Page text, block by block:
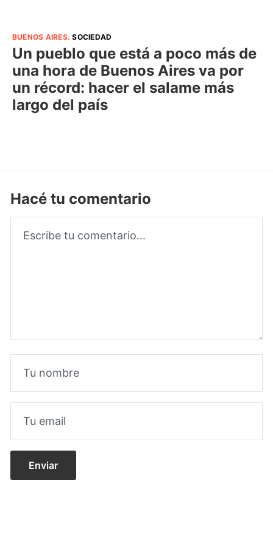
BUENOS AIRES.SOCIEDAD
Un pueblo que está a poco más de
una hora de Buenos Aires va por
un récord: hacer el salame más
largo del país
Hacé tu comentario